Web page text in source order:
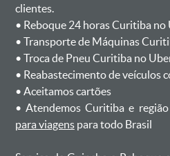
clientes.
ㅤㅤ• Reboque 24 horas Curitiba
ㅤㅤ• Transporte de Máquinas
ㅤㅤ• Troca de Pneu Curitiba no
ㅤㅤ• Reabastecimento de veículos
ㅤㅤ• Aceitamos cartões
ㅤㅤ• Atendemos Curitiba e
para viagenspara todo Brasil